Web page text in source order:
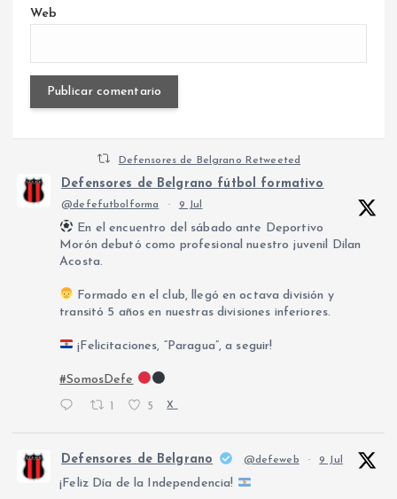
Web
Defensores de Belgrano Retweeted
Defensores de Belgrano fútbol formativo
@defefutbolforma · 9 Jul
En el encuentro del sábado ante Deportivo
Morón debutó como profesional nuestro juvenil Dilan
Acosta.
Formado en el club, llegó en octava división y
transitó 5 años en nuestras divisiones inferiores.
¡Felicitaciones, “Paragua”, a seguir!
#SomosDefe
5 X
Defensores de Belgrano @defeweb · 9 Jul
¡Feliz Día de la Independencia!